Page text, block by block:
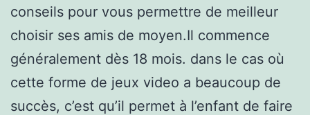
conseils pour vous permettre de meilleur
choisir ses amis de moyen.Il commence
généralement dès 18 mois. dans le cas où
cette forme de jeux video a beaucoup de
succès, c’est qu’il permet à l’enfant de faire